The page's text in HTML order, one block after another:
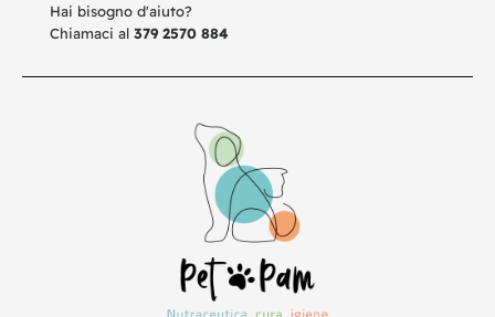
Hai bisogno d'aiuto?
Chiamaci al 379 2570 884